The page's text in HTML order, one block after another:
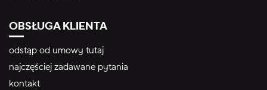
OBSŁUGA KLIENTA
odstąp od umowy tutaj
najczęściej zadawane pytania
kontakt